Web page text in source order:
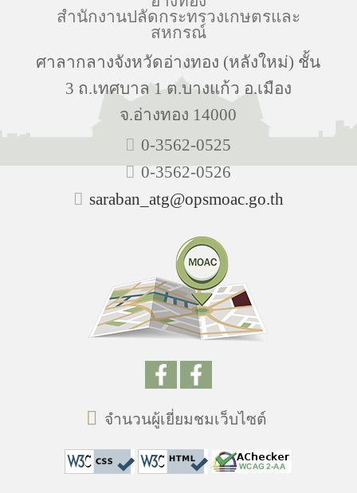
สำนักงานปลัดกระทรวงเกษตรและ
สหกรณ์
ศาลากลางจังหวัดอ่างทอง (หลังใหม่) ชั้น
3 ถ.เทศบาล 1 ต.บางแก้ว อ.เมือง
จ.อ่างทอง 14000
0-3562-0525
0-3562-0526
saraban_atg@opsmoac.go.th
จำนวนผู้เยี่ยมชมเว็บไซต์